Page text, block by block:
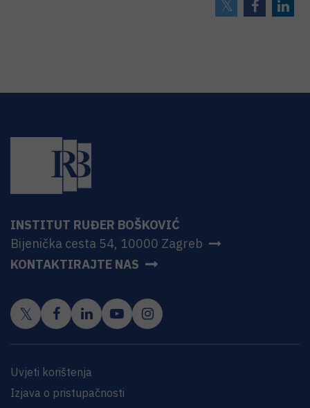
INSTITUT RUĐER BOŠKOVIĆ
Bijenička cesta 54, 10000 Zagreb
KONTAKTIRAJTE NAS
Uvjeti korištenja
Izjava o pristupačnosti